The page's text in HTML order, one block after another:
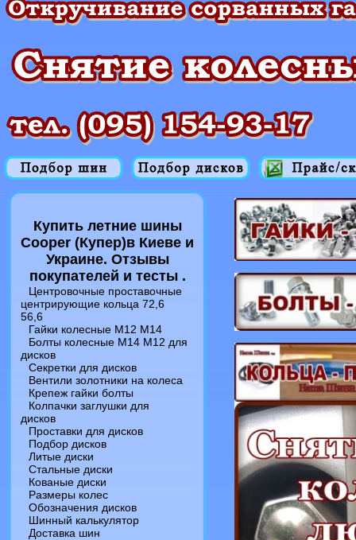
Купить летние шины
Cooper (Купер)в Киеве и
Украине. Отзывы
покупателей и тесты .
Центровочные проставочные
центрирующие кольца 72,6
56,6
Гайки колесные M12 M14
Болты колесные M14 M12 для
дисков
Секретки для дисков
Вентили золотники на колеса
Крепеж гайки болты
Колпачки заглушки для
дисков
Проставки для дисков
Подбор дисков
Литые диски
Стальные диски
Кованые диски
Размеры колес
Обозначения дисков
Шинный калькулятор
Доставка шин